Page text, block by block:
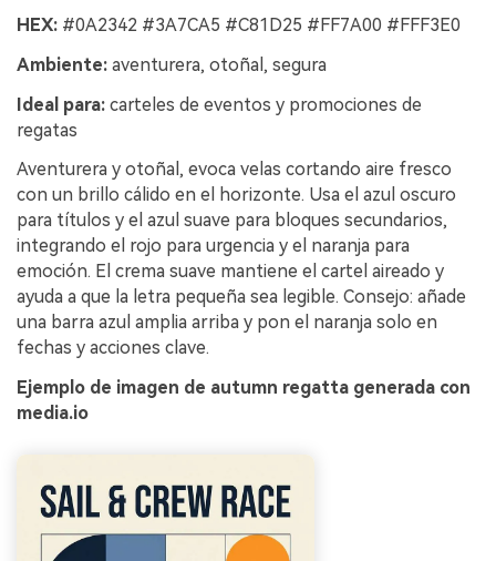
HEX: #0A2342 #3A7CA5 #C81D25 #FF7A00 #FFF3E0
Ambiente: aventurera, otoñal, segura
Ideal para: carteles de eventos y promociones de
regatas
Aventurera y otoñal, evoca velas cortando aire fresco
con un brillo cálido en el horizonte. Usa el azul oscuro
para títulos y el azul suave para bloques secundarios,
integrando el rojo para urgencia y el naranja para
emoción. El crema suave mantiene el cartel aireado y
ayuda a que la letra pequeña sea legible. Consejo: añade
una barra azul amplia arriba y pon el naranja solo en
fechas y acciones clave.
Ejemplo de imagen de autumn regatta generada con
media.io